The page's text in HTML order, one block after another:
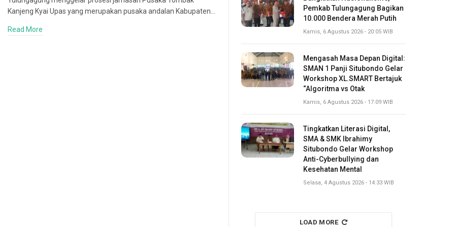
Kanjeng Kyai Upas yang merupakan pusaka andalan Kabupaten…
Read More
Pemkab Tulungagung Bagikan
10.000 Bendera Merah Putih
Kamis, 6 Agustus 2026 - 20:05 WIB
Mengasah Masa Depan Digital:
SMAN 1 Panji Situbondo Gelar
Workshop XL.SMART Bertajuk
“Algoritma vs Otak
Kamis, 6 Agustus 2026 - 17:09 WIB
Tingkatkan Literasi Digital,
SMA & SMK Ibrahimy
Situbondo Gelar Workshop
Anti-Cyberbullying dan
Kesehatan Mental
Selasa, 4 Agustus 2026 - 14:33 WIB
LOAD MORE